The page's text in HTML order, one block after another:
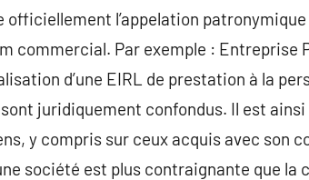
l’appelation
commercial. Par exemple : Entreprise
d’une EIRL de prestation à la
juridiquement confondus. Il est
y compris sur ceux acquis avec son
société est plus contraignante que la